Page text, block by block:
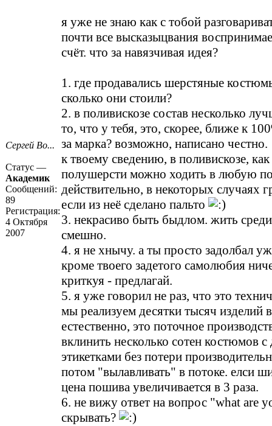
Сергей Во...
Статус —
Академик
Сообщений:
89
Регистрация:
4 Октября
2007
я уже не знаю как с тобой
почти все высказыцвания
счёт. что за навязчивая идея?
1. где продавались шерстяные
сколько они стоили?
2. в поливискозе состав несколько
то, что у тебя, это, скорее, ближе к
за марка? возможно, написано честно.
к твоему сведению, в поливискозе,
полушерсти можно ходить в любую
действительно, в некоторых случаях
если из неё сделано пальто
3. некрасиво быть быдлом. жить
смешно.
4. я не хнычу. а ты просто задолбал
кроме твоего задетого самолюбия
криткуя - предлагай.
5. я уже говорил не раз, что это
мы реализуем десятки тысяч изделий
естественно, это поточное
вклинить несколько сотен костюмов
этикетками без потери
потом "вылавливать" в потоке. елси
цена пошива увеличивается в 3 раза.
6. не вижу ответ на вопрос "what are
скрывать?